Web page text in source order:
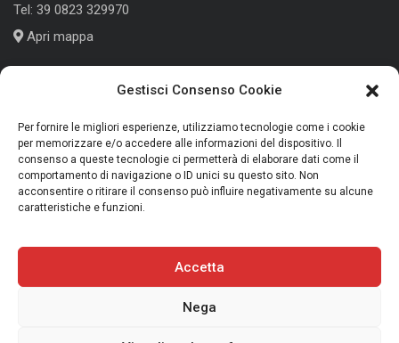
Gestisci Consenso Cookie
Per fornire le migliori esperienze, utilizziamo tecnologie come i cookie
per memorizzare e/o accedere alle informazioni del dispositivo. Il
consenso a queste tecnologie ci permetterà di elaborare dati come il
comportamento di navigazione o ID unici su questo sito. Non
acconsentire o ritirare il consenso può influire negativamente su alcune
caratteristiche e funzioni.
Accetta
Nega
Tel: 39 0823 329970
Apri mappa
Corso Roma, 186
Tel:+39 039 791339
Apri mappa
Copyright 2025 Trans Audio Video S.r.l. - P.IVA 01675270613